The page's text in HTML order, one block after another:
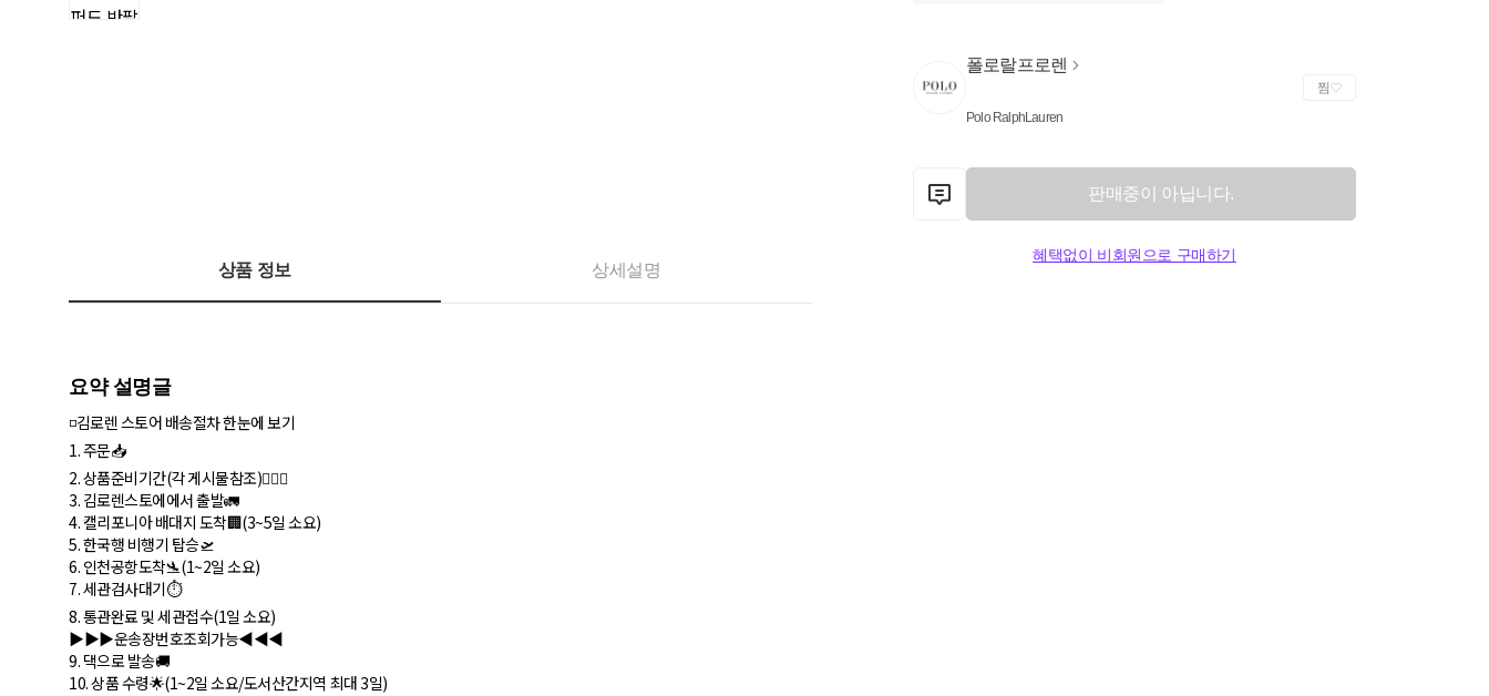
폴로랄프로렌
Polo RalphLauren
찜
판매중이 아닙니다.
혜택없이 비회원으로 구매하기
상품 정보 상세설명
요약 설명글
◽️김로렌 스토어 배송절차 한눈에 보기
1. 주문📥
2. 상품준비기간(각 게시물참조)🏃🏻‍♀️
3. 김로렌스토에에서 출발🚛
4. 캘리포니아 배대지 도착🏢(3~5일 소요)
5. 한국행 비행기 탑승🛫
6. 인천공항도착🛬(1~2일 소요)
7. 세관검사대기⏱
8. 통관완료 및 세관접수(1일 소요)
▶️▶️▶️운송장번호조회가능◀️◀️◀️
9. 댁으로 발송🚚
10. 상품 수령🌟(1~2일 소요/도서산간지역 최대 3일)